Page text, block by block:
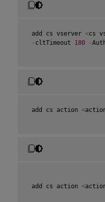
add cs vserver <cs
- cltTimeout 180 -
add cs action <
add cs action <